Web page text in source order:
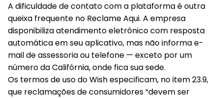
A dificuldade de contato com a plataforma é outra
queixa frequente no Reclame Aqui. A empresa
disponibiliza atendimento eletrônico com resposta
automática em seu aplicativo, mas não informa e-
mail de assessoria ou telefone — exceto por um
número da Califórnia, onde fica sua sede.
Os termos de uso do Wish especificam, no item 23.9,
que reclamações de consumidores “devem ser